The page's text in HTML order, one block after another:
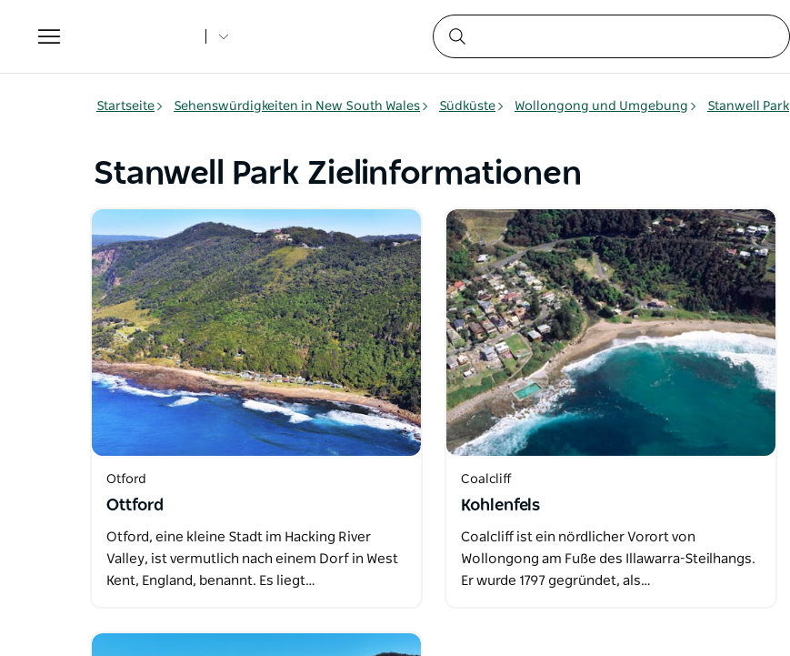
Toggle
navigation
Startseite Sehenswürdigkeiten in New South Wales Südküste Wollongong und Umgebung Stanwell Park
Stanwell Park Zielinformationen
Otford
Ottford
Otford, eine kleine Stadt im Hacking River
Valley, ist vermutlich nach einem Dorf in West
Kent, England, benannt. Es liegt…
Coalcliff
Kohlenfels
Coalcliff ist ein nördlicher Vorort von
Wollongong am Fuße des Illawarra-Steilhangs.
Er wurde 1797 gegründet, als…